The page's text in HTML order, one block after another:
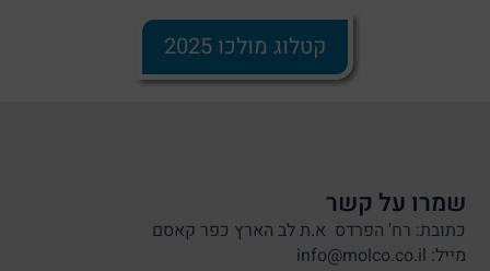
קטלוג מולכו 2025
שמרו על קשר
כתובת: רח' הפרדס א.ת לב הארץ כפר קאסם
מייל: info@molco.co.il